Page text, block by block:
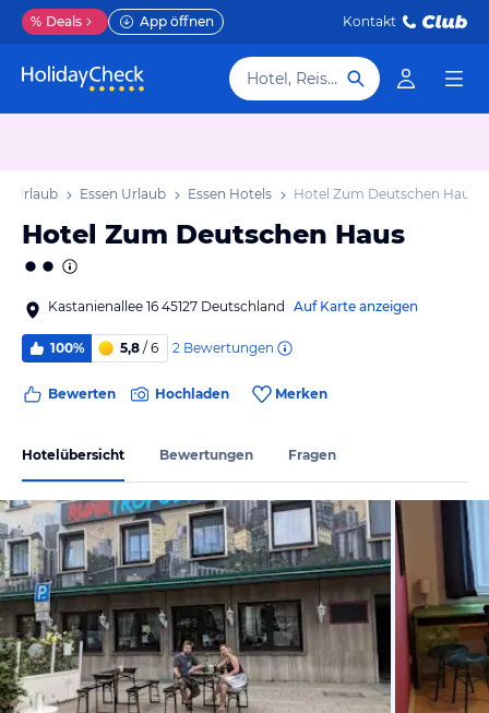
% Deals App öffnen Kontakt
Hotel, Reiseziel
Urlaub Essen Urlaub Essen Hotels Hotel Zum Deutschen Haus
Hotel Zum Deutschen Haus
Kastanienallee 16 45127 Deutschland Auf Karte anzeigen
100% 5,8 / 6 2 Bewertungen
Bewerten Hochladen Merken
Hotelübersicht Bewertungen Fragen
von